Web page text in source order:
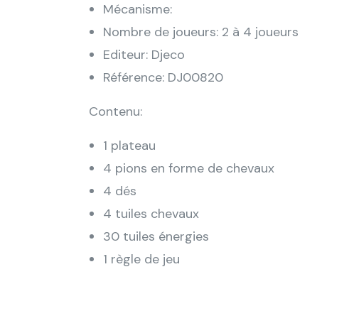
Mécanisme:
Nombre de joueurs: 2 à 4 joueurs
Editeur: Djeco
Référence: DJ00820
Contenu:
1 plateau
4 pions en forme de chevaux
4 dés
4 tuiles chevaux
30 tuiles énergies
1 règle de jeu